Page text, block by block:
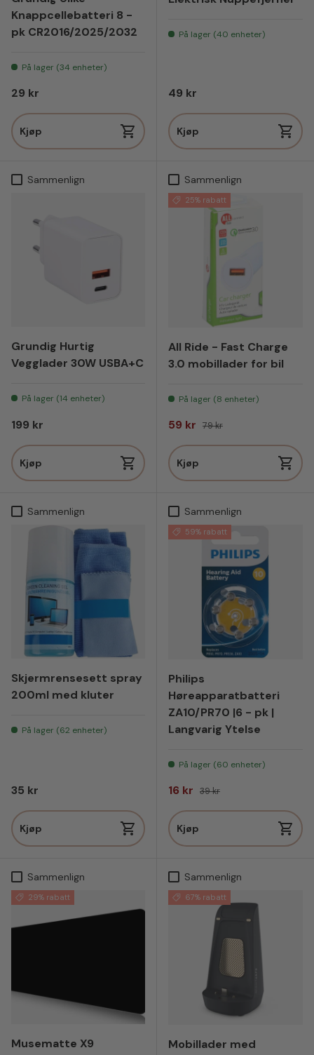
Knappcellebatteri 8 -
pk CR2016/2025/2032
På lager (34 enheter)
Vanlig pris
29 kr
Kjøp
På lager (40 enheter)
Vanlig pris
49 kr
Kjøp
Sammenlign
Grundig Hurtig
Vegglader 30W USBA+C
På lager (14 enheter)
Vanlig pris
199 kr
Kjøp
Sammenlign
25% rabatt
All Ride - Fast Charge
3.0 mobillader for bil
På lager (8 enheter)
Salgspris
59 kr Vanlig pris
79 kr
Kjøp
Sammenlign
Skjermrensesett spray
200ml med kluter
På lager (62 enheter)
Vanlig pris
35 kr
Kjøp
Sammenlign
59% rabatt
Philips
Høreapparatbatteri
ZA10/PR70 |6 - pk |
Langvarig Ytelse
På lager (60 enheter)
Salgspris
16 kr Vanlig pris
39 kr
Kjøp
Sammenlign
29% rabatt
Musematte X9
Sammenlign
67% rabatt
Mobillader med